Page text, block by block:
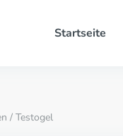
Startseite
/ Testogel